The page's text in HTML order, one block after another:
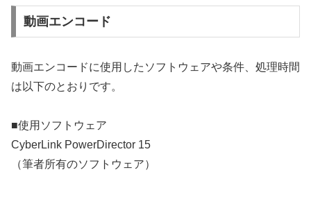
動画エンコード
動画エンコードに使用したソフトウェアや条件、処理時間
は以下のとおりです。
■使用ソフトウェア
CyberLink PowerDirector 15
（筆者所有のソフトウェア）